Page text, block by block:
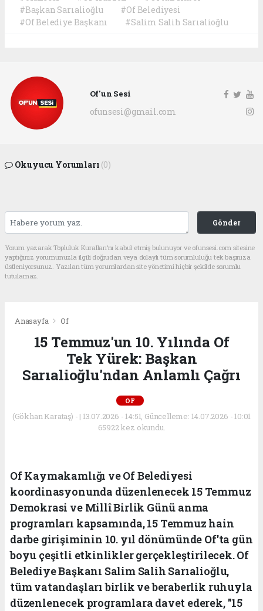
#Başkan Sarıalioğlu
#Of Belediyesi
#Of Belediye Başkanı
#Salim Salih Sarıalioğlu
Of'un Sesi
ofunsesi@gmail.com
Okuyucu Yorumları (0)
Gönder
Yorum yazarak Topluluk Kuralları’nı kabul etmiş bulunuyor ve ofunsesi.com sitesine
yaptığınız yorumunuzla ilgili doğrudan veya dolaylı tüm sorumluluğu tek başınıza
üstleniyorsunuz. Yazılan tüm yorumlardan site yönetimi hiçbir şekilde sorumlu
tutulamaz.
Anasayfa Of
15 Temmuz'un 10. Yılında Of
Tek Yürek: Başkan
Sarıalioğlu'ndan Anlamlı Çağrı
OF
(Gökhan Karataş) - | 13.07.2026 - 14:51, Güncelleme: 14.07.2026 - 10:01
65922 kez okundu.
Of Kaymakamlığı ve Of Belediyesi
koordinasyonunda düzenlenecek 15 Temmuz
Demokrasi ve Millî Birlik Günü anma
programları kapsamında, 15 Temmuz hain
darbe girişiminin 10. yıl dönümünde Of'ta gün
boyu çeşitli etkinlikler gerçekleştirilecek. Of
Belediye Başkanı Salim Salih Sarıalioğlu,
tüm vatandaşları birlik ve beraberlik ruhuyla
düzenlenecek programlara davet ederek, "15